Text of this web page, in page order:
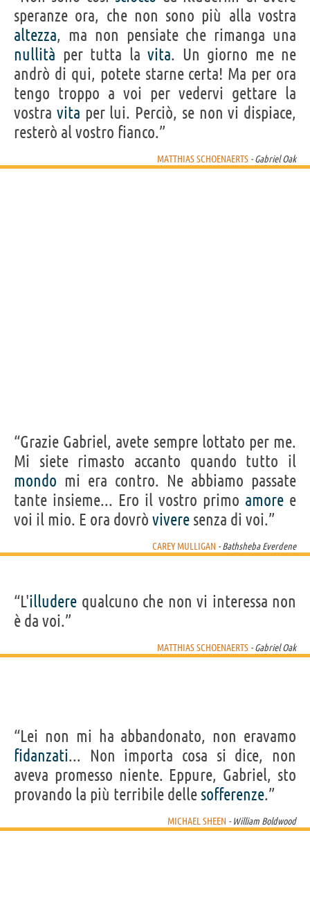
speranze ora, che non sono più alla vostra
altezza, ma non pensiate che rimanga una
nullità per tutta la vita. Un giorno me ne
andrò di qui, potete starne certa! Ma per ora
tengo troppo a voi per vedervi gettare la
vostra vita per lui. Perciò, se non vi dispiace,
resterò al vostro fianco.”
MATTHIAS SCHOENAERTS - Gabriel Oak
“Grazie Gabriel, avete sempre lottato per me.
Mi siete rimasto accanto quando tutto il
mondo mi era contro. Ne abbiamo passate
tante insieme... Ero il vostro primo amore e
voi il mio. E ora dovrò vivere senza di voi.”
CAREY MULLIGAN - Bathsheba Everdene
“L'illudere qualcuno che non vi interessa non
è da voi.”
MATTHIAS SCHOENAERTS - Gabriel Oak
“Lei non mi ha abbandonato, non eravamo
fidanzati... Non importa cosa si dice, non
aveva promesso niente. Eppure, Gabriel, sto
provando la più terribile delle sofferenze.”
MICHAEL SHEEN - William Boldwood